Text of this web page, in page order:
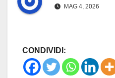
MAG 4, 2026
CONDIVIDI: